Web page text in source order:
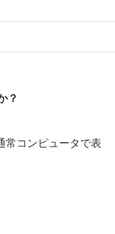
？
常コンピュータで表